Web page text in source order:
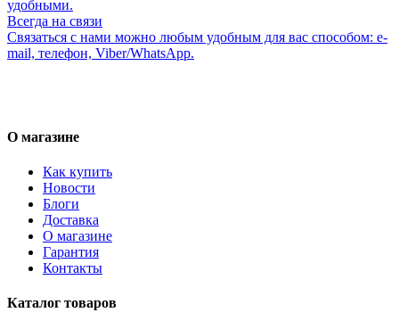
удобными.
Всегда на связи
Связаться с нами можно любым удобным для вас способом: e-
mail, телефон, Viber/WhatsApp.
О магазине
Как купить
Новости
Блоги
Доставка
О магазине
Гарантия
Контакты
Каталог товаров